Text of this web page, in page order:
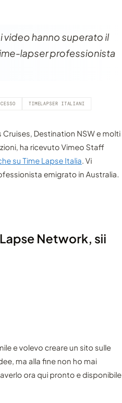
video hanno superato il
lapser professionista
TIMELAPSER ITALIANI
Destination NSW e molti
ha ricevuto Vimeo Staff
su Time Lapse Italia. Vi
emigrato in Australia.
Network, sii
e volevo creare un sito sulle
ma alla fine non ho mai
ora qui pronto e disponibile